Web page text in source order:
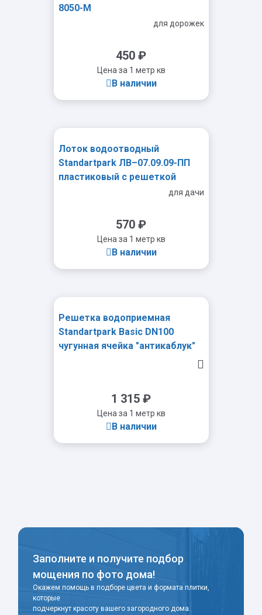
8050-М
для дорожек
450 ₽
Цена за 1 метр кв
В наличии
-
Лоток водоотводный
Standartpark ЛВ–07.09.09-ПП
пластиковый с решеткой
ячеистой пластиковой кл. Адля дачи
570 ₽
Цена за 1 метр кв
В наличии
- +
Решетка водоприемная
Standartpark Basic DN100
чугунная ячейка "антикаблук"
1 315 ₽
Цена за 1 метр кв
В наличии
Заполните и получите подбор
мощения по фото дома!
Окажем помощь в подборе цвета и формата плитки,
которые
подчеркнут красоту вашего загородного дома.